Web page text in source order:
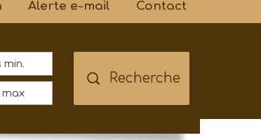
Alerte e-mail Contact
Recherche